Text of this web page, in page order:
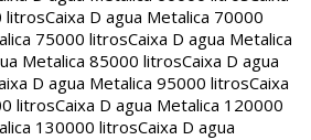
litrosCaixa D agua Metalica 70000
75000 litrosCaixa D agua Metalica
Metalica 85000 litrosCaixa D agua
D agua Metalica 95000 litrosCaixa
litrosCaixa D agua Metalica 120000
130000 litrosCaixa D agua